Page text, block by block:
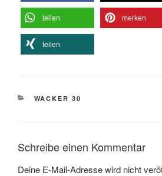
teilen merken
teilen
KATEGORIEN
WACKER 30
Schreibe einen Kommentar
Deine E-Mail-Adresse wird nicht